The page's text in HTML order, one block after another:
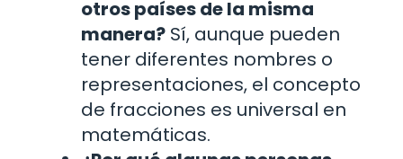
otros países de la misma
manera? Sí, aunque pueden
tener diferentes nombres o
representaciones, el concepto
de fracciones es universal en
matemáticas.